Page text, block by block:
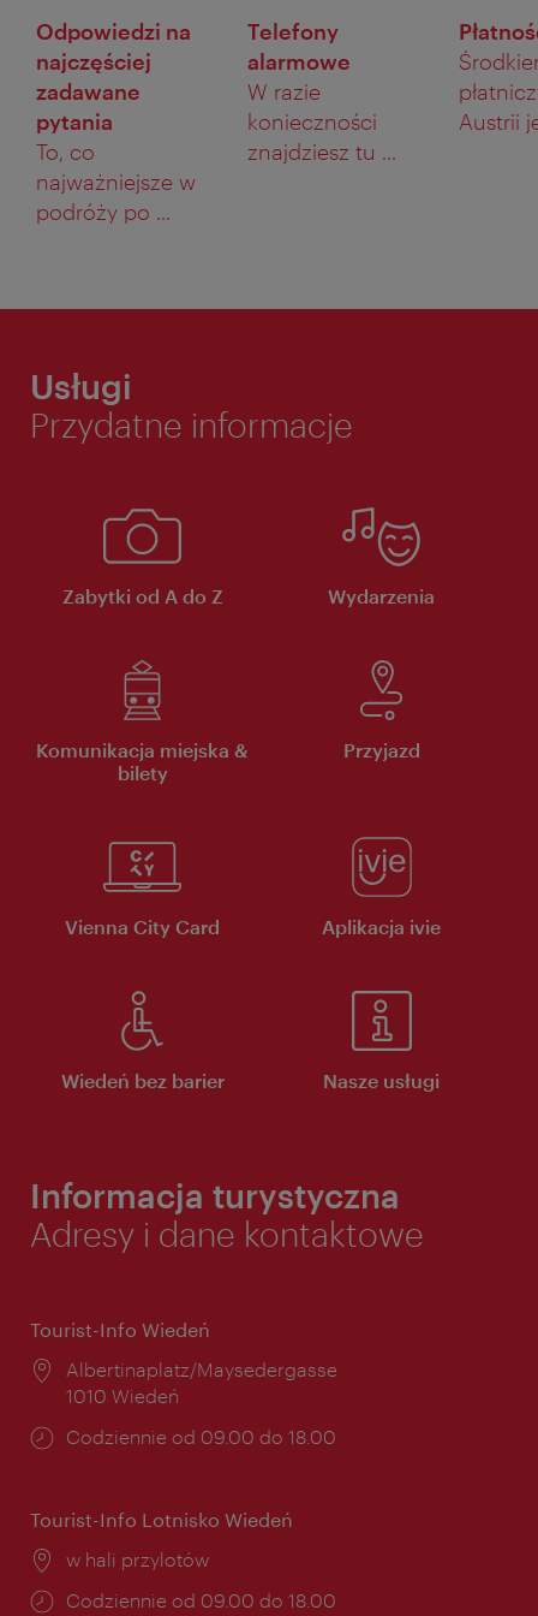
Odpowiedzi na
najczęściej
zadawane
pytania
To, co
najważniejsze w
podróży po ...
Telefony
alarmowe
W razie
konieczności
znajdziesz tu ...
Austrii
Usługi
Przydatne informacje
Zabytki od A do Z Wydarzenia
Komunikacja miejska &
bilety
Przyjazd
Vienna City Card Aplikacja ivie
Wiedeń bez barier Nasze usługi
Informacja turystyczna
Adresy i dane kontaktowe
Tourist-Info Wiedeń
Miejsce:
Albertinaplatz/Maysedergasse
1010 Wiedeń
Godziny
Codziennie od 09.00 do 18.00
Tourist-Info Lotnisko Wiedeń
Miejsce:
w hali przylotów
Godziny
Codziennie od 09.00 do 18.00